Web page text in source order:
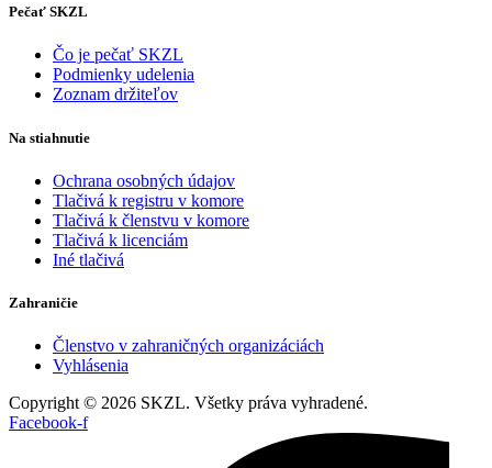
Pečať SKZL
Čo je pečať SKZL
Podmienky udelenia
Zoznam držiteľov
Na stiahnutie
Ochrana osobných údajov
Tlačivá k registru v komore
Tlačivá k členstvu v komore
Tlačivá k licenciám
Iné tlačivá
Zahraničie
Členstvo v zahraničných organizáciách
Vyhlásenia
Copyright © 2026 SKZL. Všetky práva vyhradené.
Facebook-f